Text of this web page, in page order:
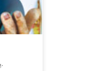
پدر آسمانی ما همیشه آمادهٔ‌ بخشیدن است.